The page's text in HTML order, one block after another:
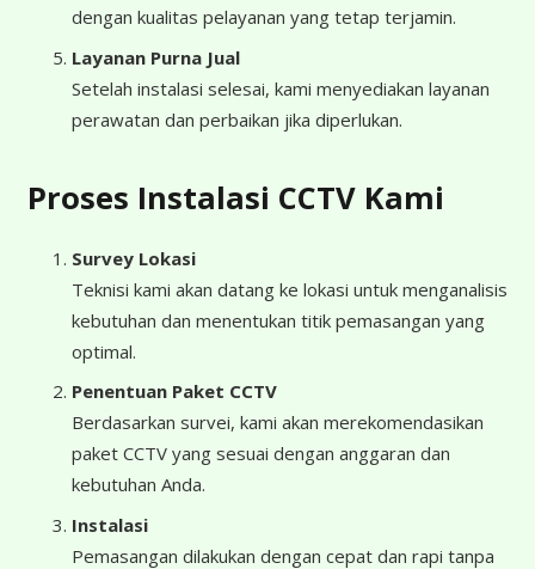
dengan kualitas pelayanan yang tetap terjamin.
Layanan Purna Jual
Setelah instalasi selesai, kami menyediakan layanan
perawatan dan perbaikan jika diperlukan.
Proses Instalasi CCTV Kami
Survey Lokasi
Teknisi kami akan datang ke lokasi untuk menganalisis
kebutuhan dan menentukan titik pemasangan yang
optimal.
Penentuan Paket CCTV
Berdasarkan survei, kami akan merekomendasikan
paket CCTV yang sesuai dengan anggaran dan
kebutuhan Anda.
Instalasi
Pemasangan dilakukan dengan cepat dan rapi tanpa